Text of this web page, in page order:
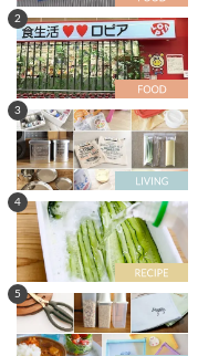
2
3
4
5